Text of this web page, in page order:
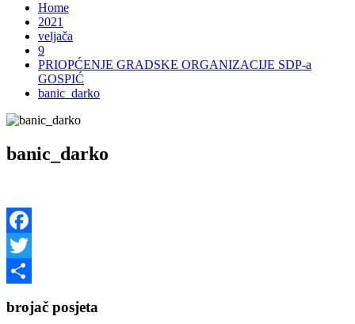
Home
2021
veljača
9
PRIOPĆENJE GRADSKE ORGANIZACIJE SDP-a
GOSPIĆ
banic_darko
banic_darko
Facebook
Twitter
brojač posjeta